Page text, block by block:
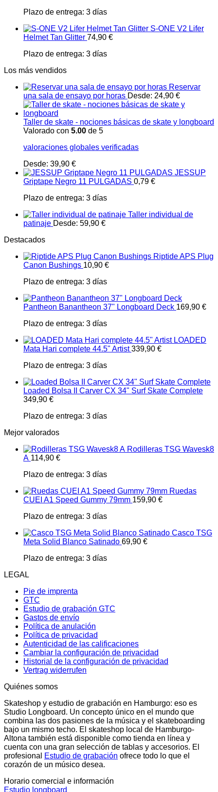
Plazo de entrega: 3 días
S-ONE V2 Lifer
Helmet Tan Glitter 74,90 €
Plazo de entrega: 3 días
Los más vendidos
Reservar
una sala de ensayo por horas Desde: 24,90 €
Taller de skate - nociones básicas de skate y longboard
Valorado con 5.00 de 5
valoraciones globales verificadas
Desde: 39,90 €
JESSUP
Griptape Negro 11 PULGADAS 0,79 €
Plazo de entrega: 3 días
Taller individual de
patinaje Desde: 59,90 €
Destacados
Riptide APS Plug
Canon Bushings 10,90 €
Plazo de entrega: 3 días
Pantheon Banantheon 37" Longboard Deck 169,90 €
Plazo de entrega: 3 días
LOADED
Mata Hari complete 44.5" Artist 339,90 €
Plazo de entrega: 3 días
Loaded Bolsa II Carver CX 34" Surf Skate Complete
349,90 €
Plazo de entrega: 3 días
Mejor valorados
Rodilleras TSG Wavesk8
A 114,90 €
Plazo de entrega: 3 días
Ruedas
CUEI A1 Speed Gummy 79mm 159,90 €
Plazo de entrega: 3 días
Casco TSG
Meta Solid Blanco Satinado 69,90 €
Plazo de entrega: 3 días
LEGAL
Pie de imprenta
GTC
Estudio de grabación GTC
Gastos de envío
Política de anulación
Política de privacidad
Autenticidad de las calificaciones
Cambiar la configuración de privacidad
Historial de la configuración de privacidad
Vertrag widerrufen
Quiénes somos
Skateshop y estudio de grabación en Hamburgo: eso es
Studio Longboard. Un concepto único en el mundo que
combina las dos pasiones de la música y el skateboarding
bajo un mismo techo. El skateshop local de Hamburgo-
Altona también está disponible como tienda en línea y
cuenta con una gran selección de tablas y accesorios. El
profesional
Estudio de grabación ofrece todo lo que el
corazón de un músico desea.
Horario comercial e información
Estudio longboard